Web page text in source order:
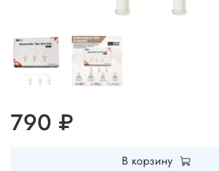
790 ₽
В корзину